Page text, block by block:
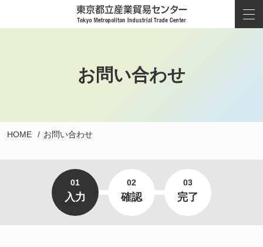
お問い合わせ
HOME お問い合わせ
01
入力
02
確認
03
完了